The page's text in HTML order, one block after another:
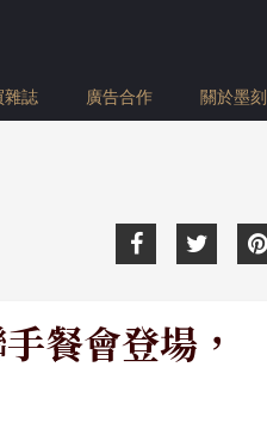
雜誌 廣告合作 關於墨刻
餐會登場，